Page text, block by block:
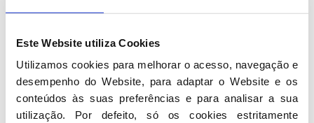
Este Website utiliza Cookies
Utilizamos cookies para melhorar o acesso, navegação e
desempenho do Website, para adaptar o Website e os
conteúdos às suas preferências e para analisar a sua
utilização. Por defeito, só os cookies estritamente
Profissão
Técnico Superior do Banco de Portugal
Seguir nas redes sociais